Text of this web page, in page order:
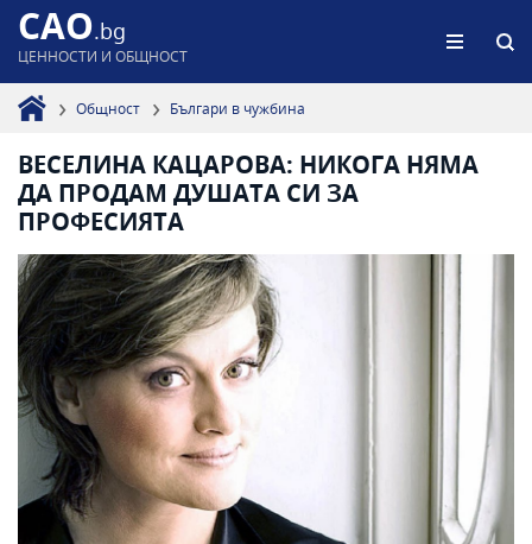
CAO.bg
ЦЕННОСТИ И ОБЩНОСТ
Общност Българи в чужбина
ВЕСЕЛИНА КАЦАРОВА: НИКОГА НЯМА
ДА ПРОДАМ ДУШАТА СИ ЗА
ПРОФЕСИЯТА